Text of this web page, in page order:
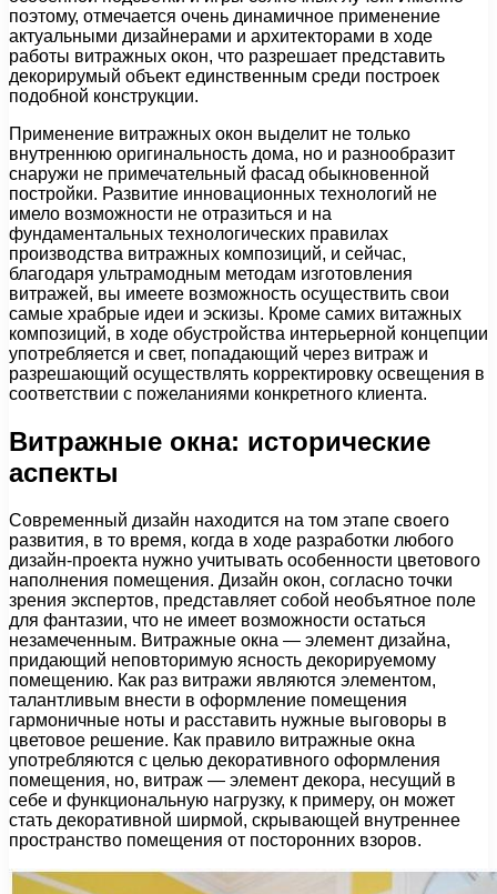
поэтому, отмечается очень динамичное применение
актуальными дизайнерами и архитекторами в ходе
работы витражных окон, что разрешает представить
декорирумый объект единственным среди построек
подобной конструкции.
Применение витражных окон выделит не только
внутреннюю оригинальность дома, но и разнообразит
снаружи не примечательный фасад обыкновенной
постройки. Развитие инновационных технологий не
имело возможности не отразиться и на
фундаментальных технологических правилах
производства витражных композиций, и сейчас,
благодаря ультрамодным методам изготовления
витражей, вы имеете возможность осуществить свои
самые храбрые идеи и эскизы. Кроме самих витажных
композиций, в ходе обустройства интерьерной концепции
употребляется и свет, попадающий через витраж и
разрешающий осуществлять корректировку освещения в
соответствии с пожеланиями конкретного клиента.
Витражные окна: исторические
аспекты
Современный дизайн находится на том этапе своего
развития, в то время, когда в ходе разработки любого
дизайн-проекта нужно учитывать особенности цветового
наполнения помещения. Дизайн окон, согласно точки
зрения экспертов, представляет собой необъятное поле
для фантазии, что не имеет возможности остаться
незамеченным. Витражные окна — элемент дизайна,
придающий неповторимую ясность декорируемому
помещению. Как раз витражи являются элементом,
талантливым внести в оформление помещения
гармоничные ноты и расставить нужные выговоры в
цветовое решение. Как правило витражные окна
употребляются с целью декоративного оформления
помещения, но, витраж — элемент декора, несущий в
себе и функциональную нагрузку, к примеру, он может
стать декоративной ширмой, скрывающей внутреннее
пространство помещения от посторонних взоров.